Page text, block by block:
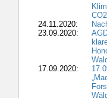
24.11.2020:
23.09.2020:
17.09.2020: